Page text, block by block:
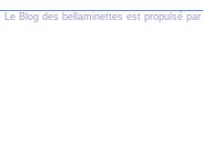
Le Blog des bellaminettes est propulsé par